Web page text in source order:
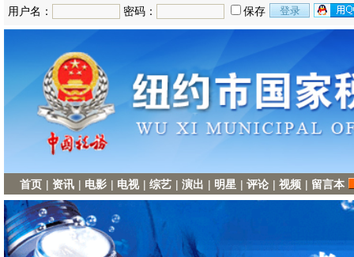
用户名： 密码： 保存
首页 | 资讯 | 电影 | 电视 | 综艺 | 演出 | 明星 | 评论 | 视频 | 留言本